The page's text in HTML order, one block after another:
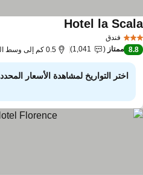
فندق
Hotel la
8.8 ممتاز 1,041 0.5 كم إلى وسط المدينة
اختر التواريخ لمشاهدة الأسعار المحددة